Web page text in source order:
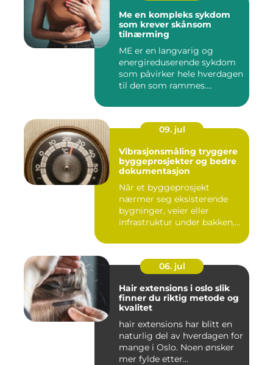
Me en kompleks sykdom
som krever skånsom
tilnærming
ME er en langvarig og
energireduserende sykdom
som påvirker hele hverdagen
til den som rammes.
09. jul
Vibrasjonsmåling tryggere
byggeprosjekter og bedre
dokumentasjon
Når et byggeprosjekt
nærmer seg eksisterende
bygninger, veier eller
infrastruktur under bakken,
06. jul
Hair extensions i oslo slik
finner du riktig metode og
kvalitet
hair extensions har blitt en
naturlig del av hverdagen for
mange i Oslo. Noen ønsker
mer fylde etter...